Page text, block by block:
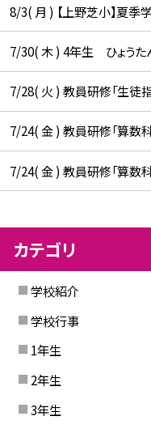
8/3( 月 ) 【上野芝小】夏季
7/30( 木 ) 4年生 ひょうた
7/28( 火 ) 教員研修「生徒
7/24( 金 ) 教員研修「算数
7/24( 金 ) 教員研修「算数
カテゴリ
学校紹介
学校行事
1年生
2年生
3年生